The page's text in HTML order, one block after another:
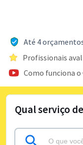
Até 4
Profissionais
Como funciona o
Qual serviço